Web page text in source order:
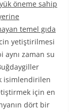
öneme sahip
temel gıda
yetiştirilmesi
aynı zaman su
isimlendirilen
için en
dört bir